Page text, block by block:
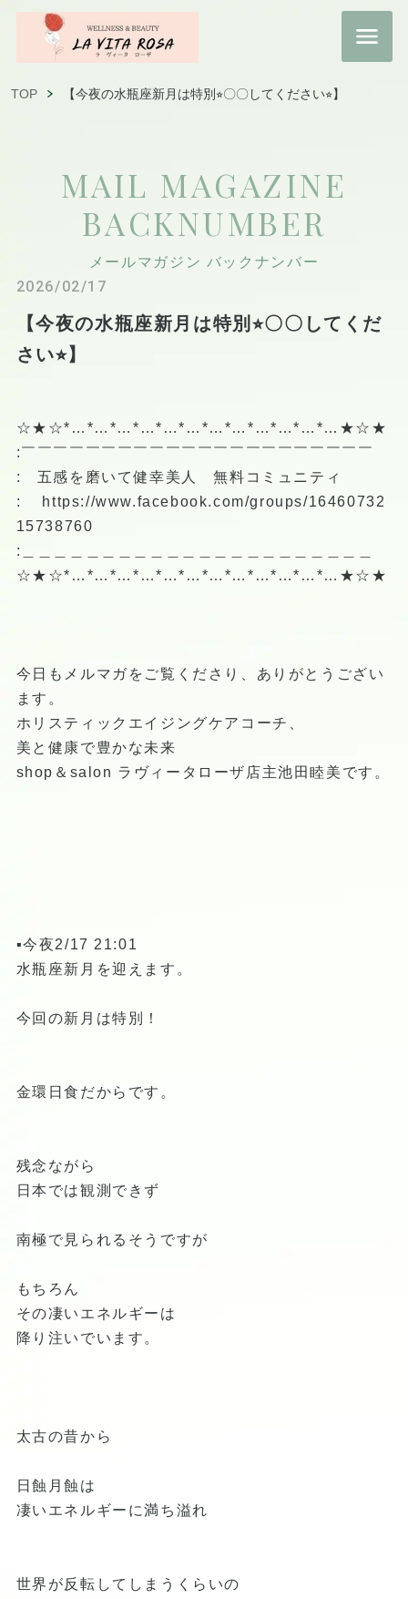
TOP 【今夜の水瓶座新月は特別⭐︎〇〇してください⭐︎】
MAIL MAGAZINE
BACKNUMBER
メールマガジン バックナンバー
2026/02/17
【今夜の水瓶座新月は特別⭐︎〇〇してくだ
さい⭐︎】
☆★☆*…*…*…*…*…*…*…*…*…*…*…*…★☆★
:￣￣￣￣￣￣￣￣￣￣￣￣￣￣￣￣￣￣￣￣￣￣
: 五感を磨いて健幸美人 無料コミュニティ
: https://www.facebook.com/groups/16460732
15738760
:＿＿＿＿＿＿＿＿＿＿＿＿＿＿＿＿＿＿＿＿＿＿
☆★☆*…*…*…*…*…*…*…*…*…*…*…*…★☆★
今日もメルマガをご覧くださり、ありがとうござい
ます。
ホリスティックエイジングケアコーチ、
美と健康で豊かな未来
shop＆salon ラヴィータローザ店主池田睦美です。
▪️今夜2/17 21:01
水瓶座新月を迎えます。
今回の新月は特別！
金環日食だからです。
残念ながら
日本では観測できず
南極で見られるそうですが
もちろん
その凄いエネルギーは
降り注いでいます。
太古の昔から
日蝕月蝕は
凄いエネルギーに満ち溢れ
世界が反転してしまうくらいの